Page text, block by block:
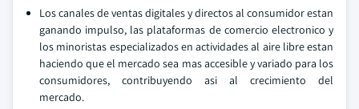
Los canales de ventas digitales y directos al consumidor estan
ganando impulso, las plataformas de comercio electronico y
los minoristas especializados en actividades al aire libre estan
haciendo que el mercado sea mas accesible y variado para los
consumidores, contribuyendo asi al crecimiento del
mercado.